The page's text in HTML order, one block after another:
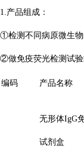
1.产品组成：
①检测不同病原微生物
②做免疫荧光检测试验
编码 产品名称
无形体IgG
试剂盒